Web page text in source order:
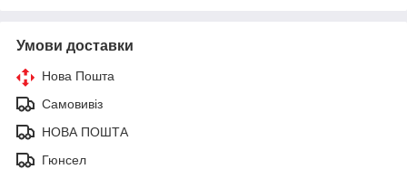
Умови доставки
Нова Пошта
Самовивіз
НОВА ПОШТА
Гюнсел